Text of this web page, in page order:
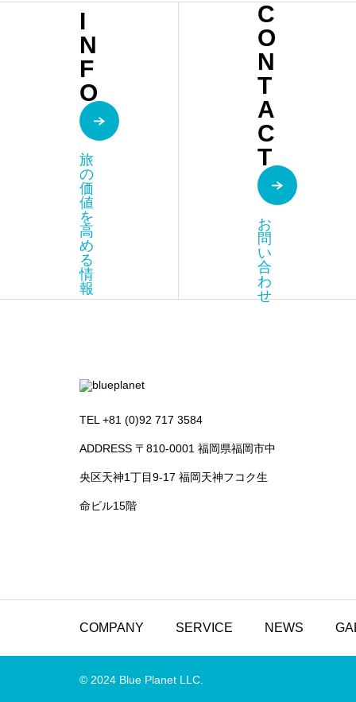
48 &
SPA
I
N
F
O
旅
の
価
値
を
高
め
る
情
報
C
O
N
T
A
C
T
お
問
い
合
わ
せ
TEL +81 (0)92 717 3584
ADDRESS 〒810-0001 福岡県福岡市中
央区天神1丁目9-17 福岡天神フコク生
命ビル15階
COMPANY SERVICE NEWS
© 2024 Blue Planet LLC.